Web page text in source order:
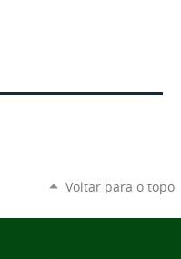
Voltar para o topo